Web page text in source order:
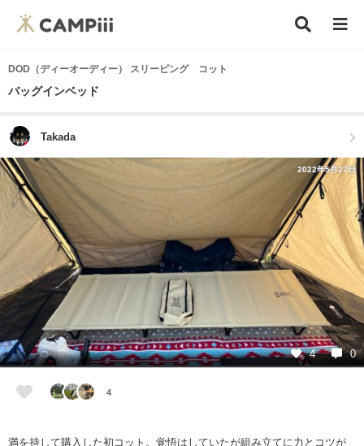
DOD（ディーオーディー） スリーピング コット
バッグインベッド
Takada
2022年5月27日
4 0
4
満を持して購入した初コット。覚悟はしていたが組み立てに力とコツが